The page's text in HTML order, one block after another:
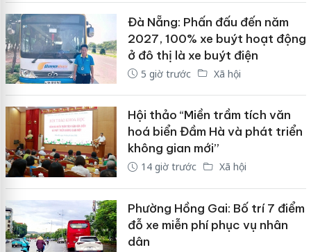
Đà Nẵng: Phấn đấu đến năm
2027, 100% xe buýt hoạt động
ở đô thị là xe buýt điện
5 giờ trước Xã hội
Hội thảo “Miền trầm tích văn
hoá biển Đầm Hà và phát triển
không gian mới”
14 giờ trước Xã hội
Phường Hồng Gai: Bố trí 7 điểm
đỗ xe miễn phí phục vụ nhân
dân